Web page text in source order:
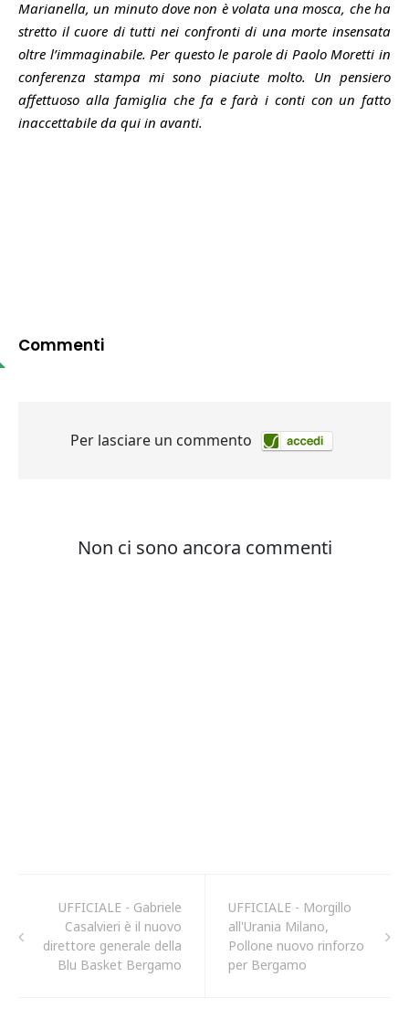
Marianella, un minuto dove non è volata una mosca, che ha
stretto il cuore di tutti nei confronti di una morte insensata
oltre l’immaginabile. Per questo le parole di Paolo Moretti in
conferenza stampa mi sono piaciute molto. Un pensiero
affettuoso alla famiglia che fa e farà i conti con un fatto
inaccettabile da qui in avanti.
Commenti
UFFICIALE - Gabriele
Casalvieri è il nuovo
direttore generale della
Blu Basket Bergamo
UFFICIALE - Morgillo
all'Urania Milano,
Pollone nuovo rinforzo
per Bergamo